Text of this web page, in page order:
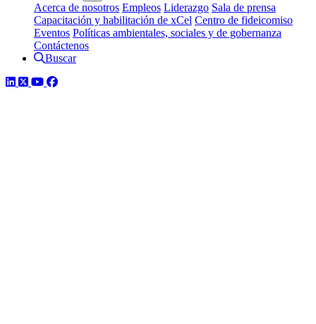
Acerca de nosotros Empleos Liderazgo Sala de prensa
Capacitación y habilitación de xCel Centro de fideicomiso
Eventos Políticas ambientales, sociales y de gobernanza
Contáctenos
Buscar
LinkedIn
TwitterYouTube
Facebook